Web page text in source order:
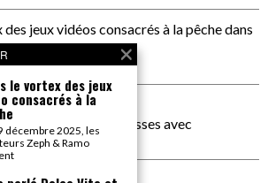
jeux vidéos consacrés à la pêchedans
Gnose
Vita et lutte des classes avec
à l'o tiededans
le vortex des jeux
consacrés à la
décembre 2025, les
Zeph & Ramo